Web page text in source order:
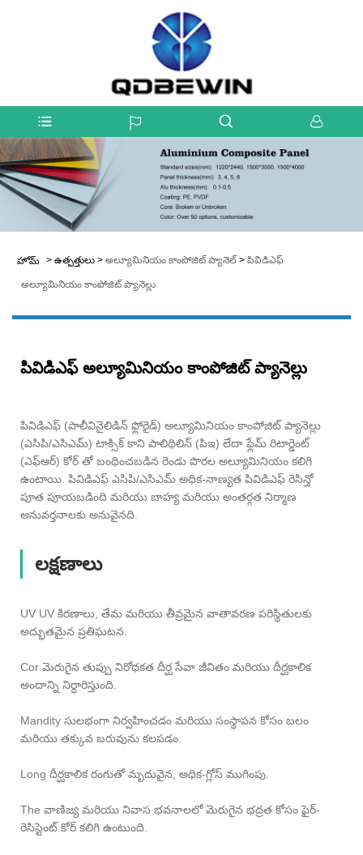
హోమ్ > ఉత్పత్తులు > అల్యూమినియం కాంపోజిట్ ప్యానెల్ > పివిడిఎఫ్
అల్యూమినియం కాంపోజిట్ ప్యానెల్లు
పివిడిఎఫ్ అల్యూమినియం కాంపోజిట్ ప్యానెల్లు
పివిడిఎఫ్ (పాలీవినైలిడిన్ ఫ్లోరైడ్) అల్యూమినియం కాంపోజిట్ ప్యానెల్లు
(ఎసిపి/ఎసిఎమ్) టాక్సిక్ కాని పాలిథిలిన్ (పిఇ) లేదా ఫ్లేమ్ రిటార్డెంట్
(ఎఫ్ఆర్) కోర్ తో బంధించబడిన రెండు పొరల అల్యూమినియం కలిగి
ఉంటాయి. పివిడిఎఫ్ ఎసిపి/ఎసిఎమ్ అధిక-నాణ్యత పివిడిఎఫ్ రెసిన్తో
పూత పూయబడింది మరియు బాహ్య మరియు అంతర్గత నిర్మాణ
అనువర్తనాలకు అనువైనది.
లక్షణాలు
UV UV కిరణాలు, తేమ మరియు తీవ్రమైన వాతావరణ పరిస్థితులకు
అద్భుతమైన ప్రతిఘటన.
Cor మెరుగైన తుప్పు నిరోధకత దీర్ఘ సేవా జీవితం మరియు దీర్ఘకాలిక
అందాన్ని నిర్ధారిస్తుంది.
Mandity సులభంగా నిర్వహించడం మరియు సంస్థాపన కోసం బలం
మరియు తక్కువ బరువును కలపడం.
Long దీర్ఘకాలిక రంగుతో మృదువైన, అధిక-గ్లోస్ ముగింపు.
The వాణిజ్య మరియు నివాస భవనాలలో మెరుగైన భద్రత కోసం ఫైర్-
రెసిస్టెంట్ కోర్ కలిగి ఉంటుంది.